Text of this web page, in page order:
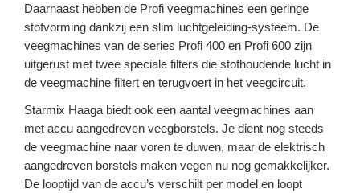
Daarnaast hebben de Profi veegmachines een geringe
stofvorming dankzij een slim luchtgeleiding-systeem. De
veegmachines van de series Profi 400 en Profi 600 zijn
uitgerust met twee speciale filters die stofhoudende lucht in
de veegmachine filtert en terugvoert in het veegcircuit.
Starmix Haaga biedt ook een aantal veegmachines aan
met accu aangedreven veegborstels. Je dient nog steeds
de veegmachine naar voren te duwen, maar de elektrisch
aangedreven borstels maken vegen nu nog gemakkelijker.
De looptijd van de accu’s verschilt per model en loopt